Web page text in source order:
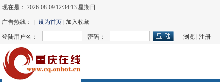
现在是：2026-08-09 12:34:13 星期日
广告热线： |设为首页 | 加入收藏
登陆用户名： 密码： 浏览 |注册